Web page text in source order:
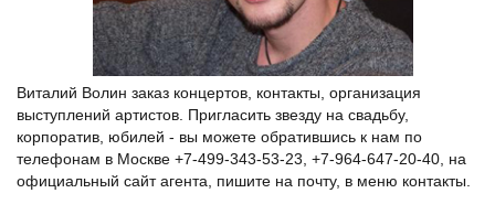
Виталий Волин заказ концертов, контакты, организация
выступлений артистов. Пригласить звезду на свадьбу,
корпоратив, юбилей - вы можете обратившись к нам по
телефонам в Москве +7-499-343-53-23, +7-964-647-20-40, на
официальный сайт агента, пишите на почту, в меню контакты.